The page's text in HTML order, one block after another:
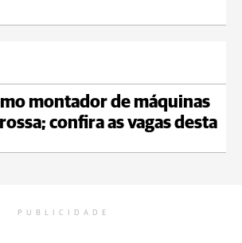
montador de máquinas
confira as vagas desta
PUBLICIDADE